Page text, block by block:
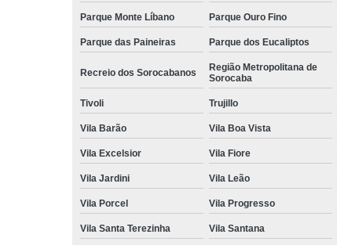
Parque Monte Líbano Parque Ouro Fino
Parque das Paineiras Parque dos Eucaliptos
Recreio dos Sorocabanos
Região Metropolitana de
Sorocaba
Tivoli Trujillo
Vila Barão Vila Boa Vista
Vila Excelsior Vila Fiore
Vila Jardini Vila Leão
Vila Porcel Vila Progresso
Vila Santa Terezinha Vila Santana